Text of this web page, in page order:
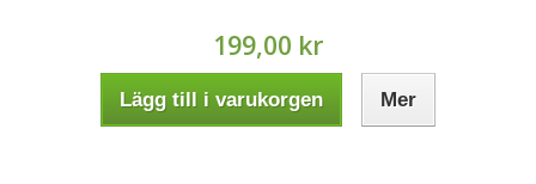
199,00 kr
Lägg till i varukorgen Mer